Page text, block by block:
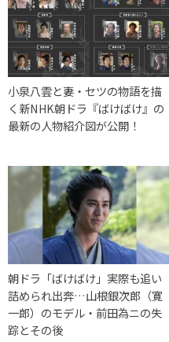
小泉八雲と妻・セツの物語を描
く新NHK朝ドラ『ばけばけ』の
最新の人物紹介図が公開！
朝ドラ「ばけばけ」実際も追い
詰められ出奔…山根銀次郎（寛
一郎）のモデル・前田為ニの失
踪とその後